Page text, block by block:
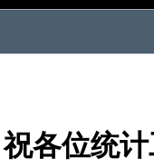
祝各位统